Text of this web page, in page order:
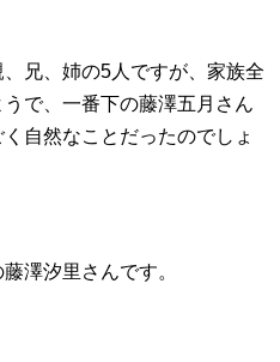
兄、姉の5人ですが、家族全
で、一番下の藤澤五月さん
自然なことだったのでしょ
澤汐里さんです。